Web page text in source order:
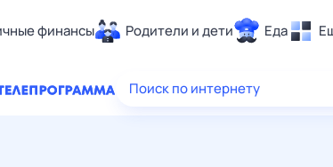
финансы Родители и дети Еда
Здоровье
Поиск по интернету